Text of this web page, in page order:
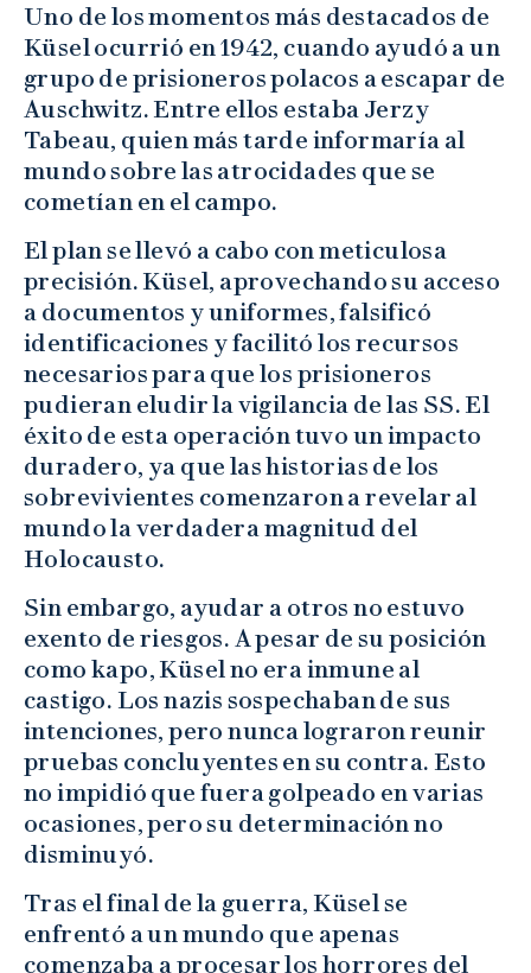
Uno de los momentos más destacados de
Küsel ocurrió en 1942, cuando ayudó a un
grupo de prisioneros polacos a escapar de
Auschwitz. Entre ellos estaba Jerzy
Tabeau, quien más tarde informaría al
mundo sobre las atrocidades que se
cometían en el campo.
El plan se llevó a cabo con meticulosa
precisión. Küsel, aprovechando su acceso
a documentos y uniformes, falsificó
identificaciones y facilitó los recursos
necesarios para que los prisioneros
pudieran eludir la vigilancia de las SS. El
éxito de esta operación tuvo un impacto
duradero, ya que las historias de los
sobrevivientes comenzaron a revelar al
mundo la verdadera magnitud del
Holocausto.
Sin embargo, ayudar a otros no estuvo
exento de riesgos. A pesar de su posición
como kapo, Küsel no era inmune al
castigo. Los nazis sospechaban de sus
intenciones, pero nunca lograron reunir
pruebas concluyentes en su contra. Esto
no impidió que fuera golpeado en varias
ocasiones, pero su determinación no
disminuyó.
Tras el final de la guerra, Küsel se
enfrentó a un mundo que apenas
comenzaba a procesar los horrores del